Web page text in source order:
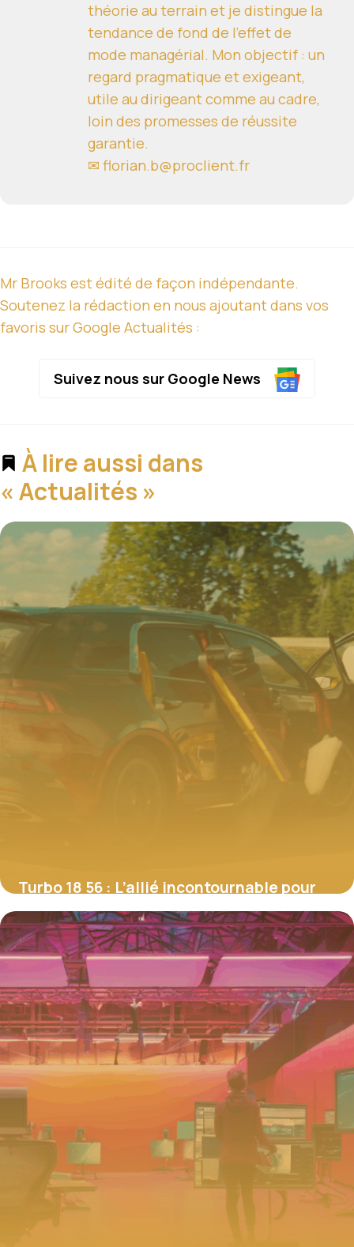
théorie au terrain et je distingue la
tendance de fond de l'effet de
mode managérial. Mon objectif : un
regard pragmatique et exigeant,
utile au dirigeant comme au cadre,
loin des promesses de réussite
garantie.
✉ florian.b@proclient.fr
Mr Brooks est édité de façon indépendante.
Soutenez la rédaction en nous ajoutant dans vos
favoris sur Google Actualités :
Suivez nous sur Google News
À lire aussi dans
« Actualités »
Turbo 18 56 : L’allié incontournable pour
booster votre moteur TDI
4 juillet 2025